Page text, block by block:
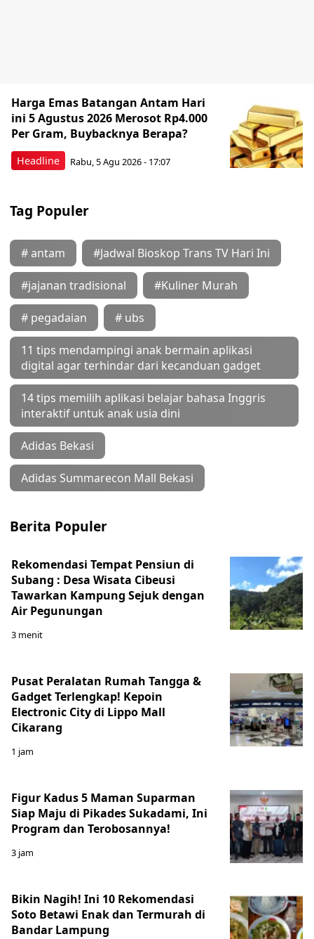
Headline
Harga Emas Batangan Antam Hari
ini 5 Agustus 2026 Merosot Rp4.000
Per Gram, Buybacknya Berapa?
Rabu, 5 Agu 2026 - 17:07
Tag Populer
# antam #Jadwal Bioskop Trans TV Hari Ini
#jajanan tradisional #Kuliner Murah
# pegadaian # ubs
11 tips mendampingi anak bermain aplikasi
digital agar terhindar dari kecanduan gadget
14 tips memilih aplikasi belajar bahasa Inggris
interaktif untuk anak usia dini
Adidas Bekasi
Adidas Summarecon Mall Bekasi
Berita Populer
Rekomendasi Tempat Pensiun di
Subang : Desa Wisata Cibeusi
Tawarkan Kampung Sejuk dengan
Air Pegunungan
3 menit
Pusat Peralatan Rumah Tangga &
Gadget Terlengkap! Kepoin
Electronic City di Lippo Mall
Cikarang
1 jam
Figur Kadus 5 Maman Suparman
Siap Maju di Pikades Sukadami, Ini
Program dan Terobosannya!
3 jam
Bikin Nagih! Ini 10 Rekomendasi
Soto Betawi Enak dan Termurah di
Bandar Lampung